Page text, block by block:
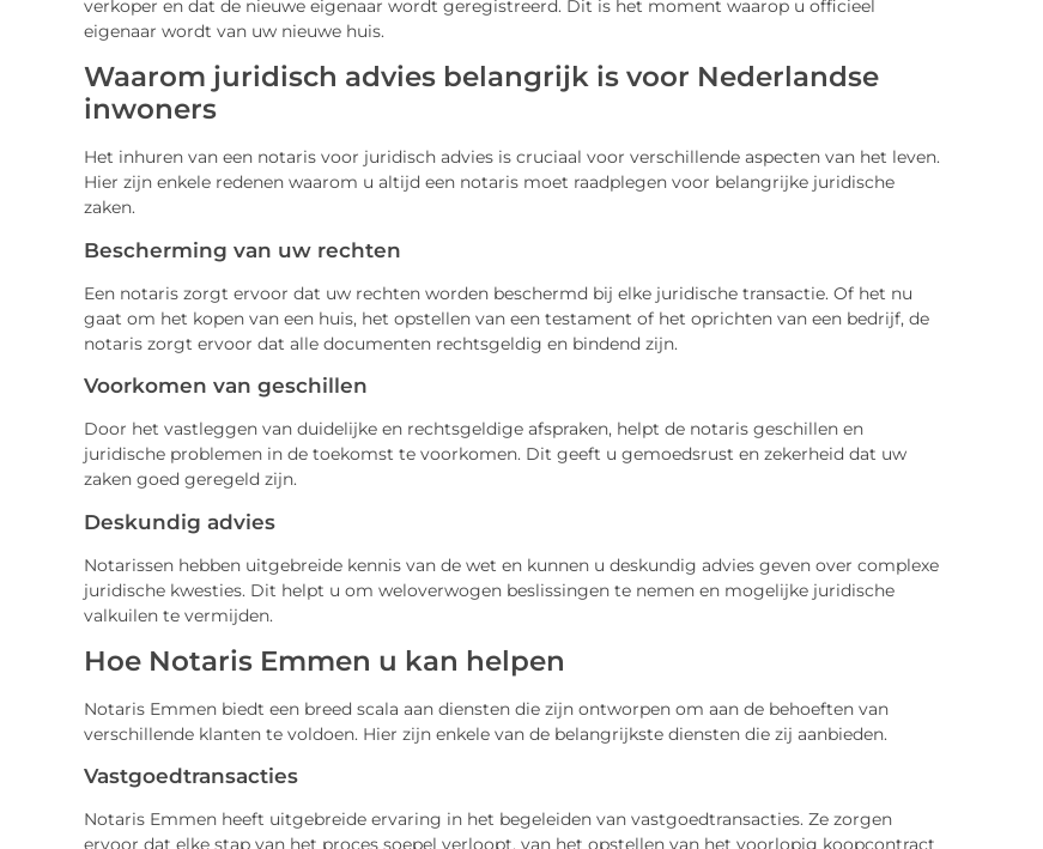
verkoper en dat de nieuwe eigenaar wordt geregistreerd. Dit is het moment waarop u officieel
eigenaar wordt van uw nieuwe huis.
Waarom juridisch advies belangrijk is voor Nederlandse
inwoners
Het inhuren van een notaris voor juridisch advies is cruciaal voor verschillende aspecten van het leven.
Hier zijn enkele redenen waarom u altijd een notaris moet raadplegen voor belangrijke juridische
zaken.
Bescherming van uw rechten
Een notaris zorgt ervoor dat uw rechten worden beschermd bij elke juridische transactie. Of het nu
gaat om het kopen van een huis, het opstellen van een testament of het oprichten van een bedrijf, de
notaris zorgt ervoor dat alle documenten rechtsgeldig en bindend zijn.
Voorkomen van geschillen
Door het vastleggen van duidelijke en rechtsgeldige afspraken, helpt de notaris geschillen en
juridische problemen in de toekomst te voorkomen. Dit geeft u gemoedsrust en zekerheid dat uw
zaken goed geregeld zijn.
Deskundig advies
Notarissen hebben uitgebreide kennis van de wet en kunnen u deskundig advies geven over complexe
juridische kwesties. Dit helpt u om weloverwogen beslissingen te nemen en mogelijke juridische
valkuilen te vermijden.
Hoe Notaris Emmen u kan helpen
Notaris Emmen biedt een breed scala aan diensten die zijn ontworpen om aan de behoeften van
verschillende klanten te voldoen. Hier zijn enkele van de belangrijkste diensten die zij aanbieden.
Vastgoedtransacties
Notaris Emmen heeft uitgebreide ervaring in het begeleiden van vastgoedtransacties. Ze zorgen